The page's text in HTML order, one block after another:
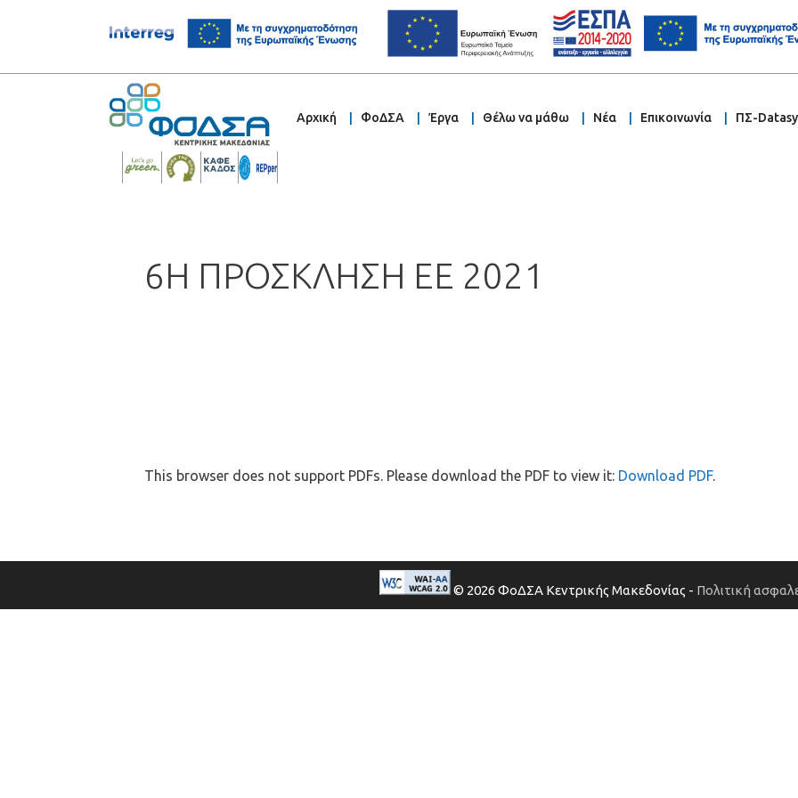
Αρχική ΦοΔΣΑ Έργα Θέλω να μάθω Νέα Επικοινωνία ΠΣ-
6Η ΠΡΟΣΚΛΗΣΗ ΕΕ 2021
This browser does not support PDFs. Please download the PDF to view it: Download PDF.
© 2026 ΦοΔΣΑ Κεντρικής Μακεδονίας - Πολιτική